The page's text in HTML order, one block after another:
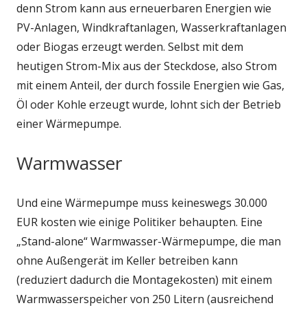
denn Strom kann aus erneuerbaren Energien wie
PV-Anlagen, Windkraftanlagen, Wasserkraftanlagen
oder Biogas erzeugt werden. Selbst mit dem
heutigen Strom-Mix aus der Steckdose, also Strom
mit einem Anteil, der durch fossile Energien wie Gas,
Öl oder Kohle erzeugt wurde, lohnt sich der Betrieb
einer Wärmepumpe.
Warmwasser
Und eine Wärmepumpe muss keineswegs 30.000
EUR kosten wie einige Politiker behaupten. Eine
„Stand-alone“ Warmwasser-Wärmepumpe, die man
ohne Außengerät im Keller betreiben kann
(reduziert dadurch die Montagekosten) mit einem
Warmwasserspeicher von 250 Litern (ausreichend